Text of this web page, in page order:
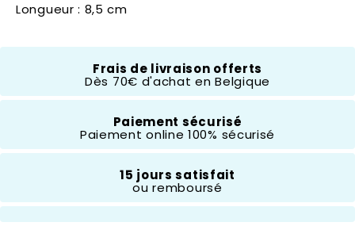
Longueur : 8,5 cm
Résine
Thème Blanche Neige
Frais de livraison offerts
Dès 70€ d'achat en Belgique
Paiement sécurisé
Paiement online 100% sécurisé
15 jours satisfait
ou remboursé